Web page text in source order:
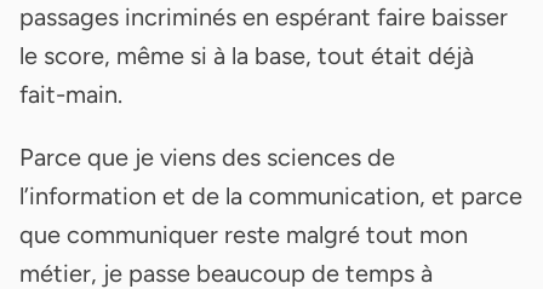
passages incriminés en espérant faire baisser
le score, même si à la base, tout était déjà
fait-main.
Parce que je viens des sciences de
l’information et de la communication, et parce
que communiquer reste malgré tout mon
métier, je passe beaucoup de temps à